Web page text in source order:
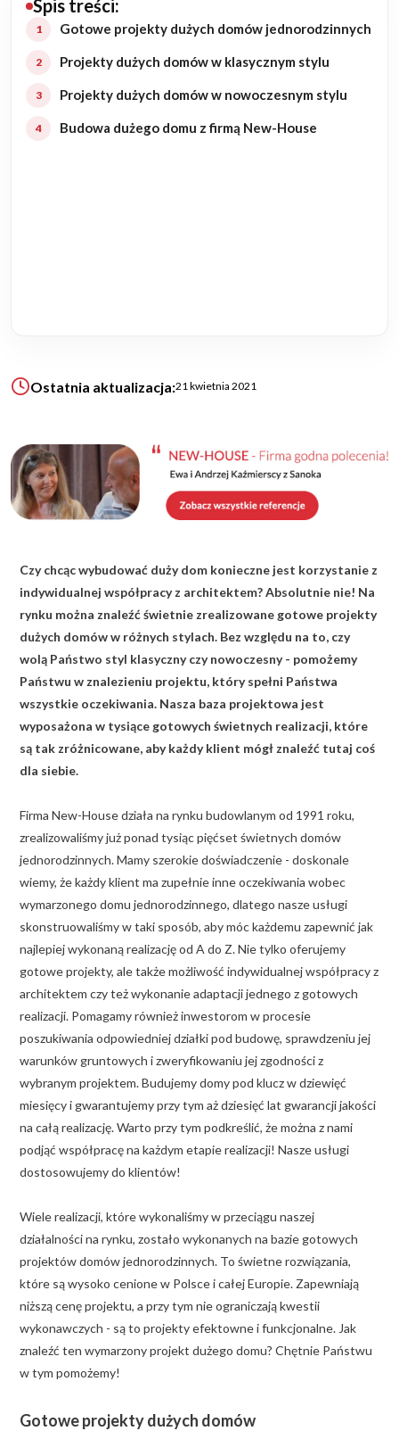
Budowa domu
Rezydencje
Rozbudowa
Ogrody
KALKULATOR BUDOWY
BLOG
O NAS
KONAKT
ZAPISZ SIĘ
Spis treści:
Gotowe projekty dużych domów jednorodzinnych
Projekty dużych domów w klasycznym stylu
Projekty dużych domów w nowoczesnym stylu
Budowa dużego domu z firmą New-House
Ostatnia aktualizacja:21 kwietnia 2021
Czy chcąc wybudować duży dom konieczne jest korzystanie z
indywidualnej współpracy z architektem? Absolutnie nie! Na
rynku można znaleźć świetnie zrealizowane gotowe projekty
dużych domów w różnych stylach. Bez względu na to, czy
wolą Państwo styl klasyczny czy nowoczesny - pomożemy
Państwu w znalezieniu projektu, który spełni Państwa
wszystkie oczekiwania. Nasza baza projektowa jest
wyposażona w tysiące gotowych świetnych realizacji, które
są tak zróżnicowane, aby każdy klient mógł znaleźć tutaj coś
dla siebie.
Firma New-House działa na rynku budowlanym od 1991 roku,
zrealizowaliśmy już ponad tysiąc pięćset świetnych domów
jednorodzinnych. Mamy szerokie doświadczenie - doskonale
wiemy, że każdy klient ma zupełnie inne oczekiwania wobec
wymarzonego domu jednorodzinnego, dlatego nasze usługi
skonstruowaliśmy w taki sposób, aby móc każdemu zapewnić jak
najlepiej wykonaną realizację od A do Z. Nie tylko oferujemy
gotowe projekty, ale także możliwość indywidualnej współpracy z
architektem czy też wykonanie adaptacji jednego z gotowych
realizacji. Pomagamy również inwestorom w procesie
poszukiwania odpowiedniej działki pod budowę, sprawdzeniu jej
warunków gruntowych i zweryfikowaniu jej zgodności z
wybranym projektem. Budujemy domy pod klucz w dziewięć
miesięcy i gwarantujemy przy tym aż dziesięć lat gwarancji jakości
na całą realizację. Warto przy tym podkreślić, że można z nami
podjąć współpracę na każdym etapie realizacji! Nasze usługi
dostosowujemy do klientów!
Wiele realizacji, które wykonaliśmy w przeciągu naszej
działalności na rynku, zostało wykonanych na bazie gotowych
projektów domów jednorodzinnych. To świetne rozwiązania,
które są wysoko cenione w Polsce i całej Europie. Zapewniają
niższą cenę projektu, a przy tym nie ograniczają kwestii
wykonawczych - są to projekty efektowne i funkcjonalne. Jak
znaleźć ten wymarzony projekt dużego domu? Chętnie Państwu
w tym pomożemy!
Gotowe projekty dużych domów